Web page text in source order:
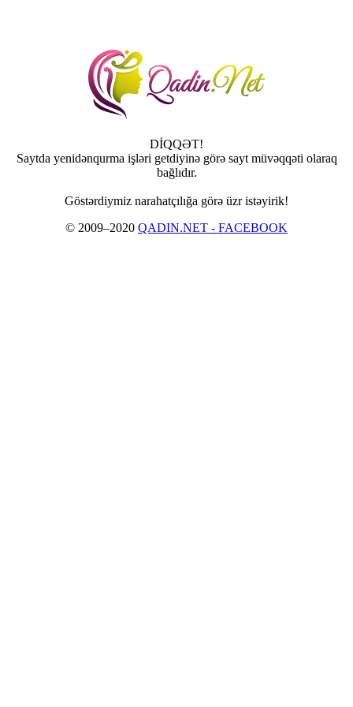
DİQQƏT!
Saytda yenidənqurma işləri getdiyinə görə sayt müvəqqəti olaraq
bağlıdır.
Göstərdiymiz narahatçılığa görə üzr istəyirik!
© 2009–2020 QADIN.NET - FACEBOOK